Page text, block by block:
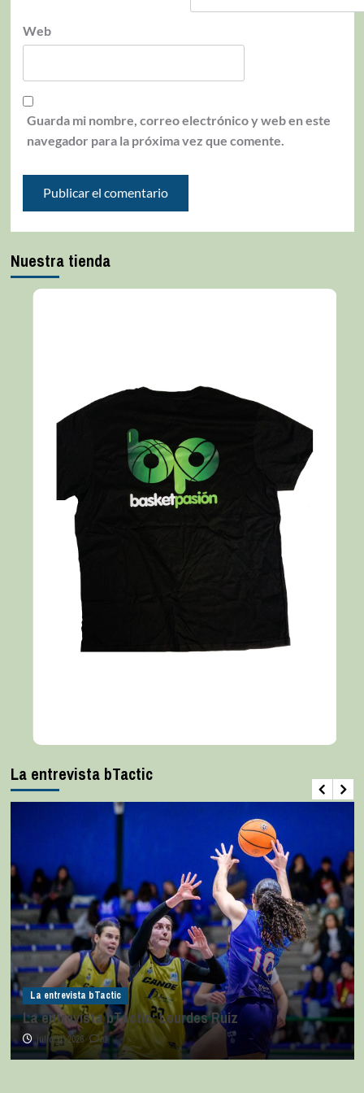
Web
Guarda mi nombre, correo electrónico y web en este
navegador para la próxima vez que comente.
Nuestra tienda
La entrevista bTactic